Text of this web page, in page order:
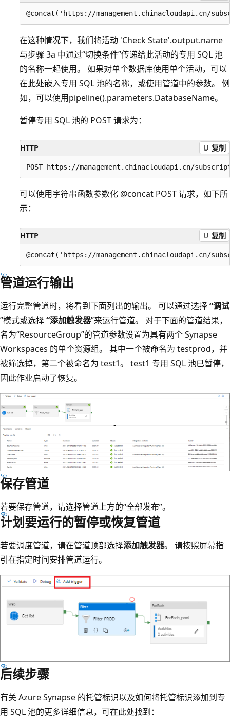
在这种情况下，我们将活动 'Check State'.output.name
与步骤 3a 中通过“切换条件”传递给此活动的专用 SQL 池
的名称一起使用。 如果对单个数据库使用单个活动，可以
在此处嵌入专用 SQL 池的名称，或使用管道中的参数。 例
如，可以使用pipeline().parameters.DatabaseName。
暂停专用 SQL 池的 POST 请求为：
HTTP 复制
可以使用字符串函数参数化 @concat POST 请求，如下所
示：
HTTP 复制
管道运行输出
运行完整管道时，将看到下面列出的输出。 可以通过选择“调试
”模式或选择“添加触发器”来运行管道。 对于下面的管道结果，
名为“ResourceGroup”的管道参数设置为具有两个 Synapse
Workspaces 的单个资源组。 其中一个被命名为 testprod，并
被筛选掉，第二个被命名为 test1。 test1 专用 SQL 池已暂停，
因此作业启动了恢复。
保存管道
若要保存管道，请选择管道上方的“全部发布”。
计划要运行的暂停或恢复管道
若要调度管道，请在管道顶部选择添加触发器。 请按照屏幕指
引在指定时间安排管道运行。
后续步骤
有关 Azure Synapse 的托管标识以及如何将托管标识添加到专
用 SQL 池的更多详细信息，可在此处找到：